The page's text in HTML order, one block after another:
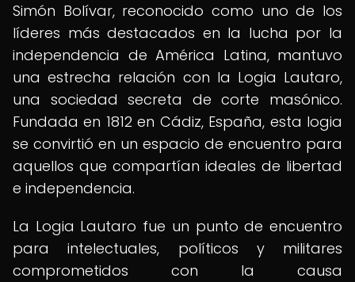
Simón Bolívar, reconocido como uno de los
líderes más destacados en la lucha por la
independencia de América Latina, mantuvo
una estrecha relación con la Logia Lautaro,
una sociedad secreta de corte masónico.
Fundada en 1812 en Cádiz, España, esta logia
se convirtió en un espacio de encuentro para
aquellos que compartían ideales de libertad
e independencia.
La Logia Lautaro fue un punto de encuentro
para intelectuales, políticos y militares
comprometidos con la causa